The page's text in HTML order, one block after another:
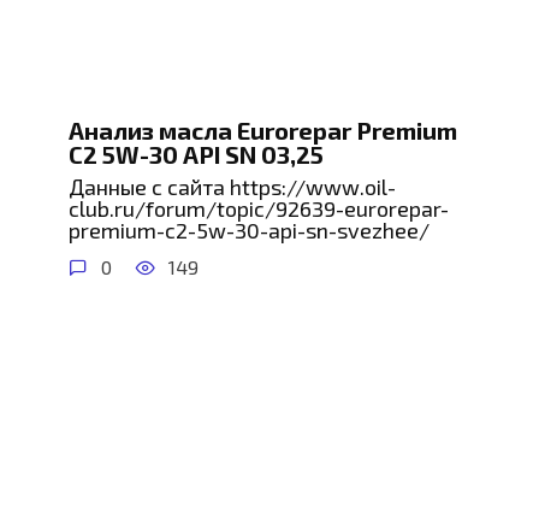
Анализ масла Eurorepar Premium
C2 5W-30 API SN 03,25
Данные с сайта https://www.oil-
club.ru/forum/topic/92639-eurorepar-
premium-c2-5w-30-api-sn-svezhee/
0 149